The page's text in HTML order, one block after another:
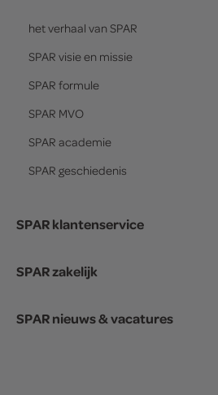
het verhaal van SPAR
SPAR visie en missie
SPAR formule
SPAR MVO
SPAR academie
SPAR geschiedenis
SPAR klantenservice
SPAR zakelijk
SPAR nieuws & vacatures